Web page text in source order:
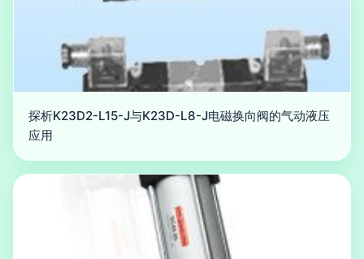
探析K23D2-L15-J与K23D-L8-J电磁换向阀的气动液压
应用